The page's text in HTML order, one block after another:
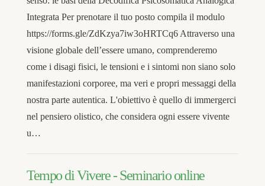
Integrata Per prenotare il tuo posto compila il modulo
https://forms.gle/ZdKzya7iw3oHRTCq6 Attraverso una
visione globale dell’essere umano, comprenderemo
come i disagi fisici, le tensioni e i sintomi non siano solo
manifestazioni corporee, ma veri e propri messaggi della
nostra parte autentica. L'obiettivo è quello di immergerci
nel pensiero olistico, che considera ogni essere vivente
u…
Tempo di Vivere - Seminario online